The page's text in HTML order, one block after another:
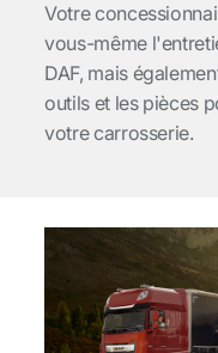
Votre
vous-même
DAF, mais
outils et les pièces
votre carrosserie.